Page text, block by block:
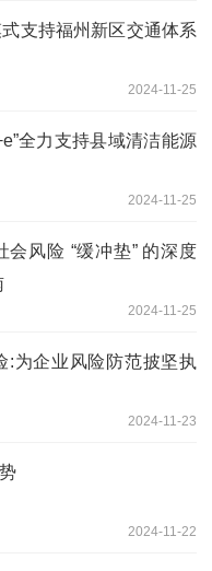
支持福州新区交通体系
2024-11-25
全力支持县域清洁能源
2024-11-25
会风险 “缓冲垫” 的深度
2024-11-25
:为企业风险防范披坚执
2024-11-23
2024-11-22